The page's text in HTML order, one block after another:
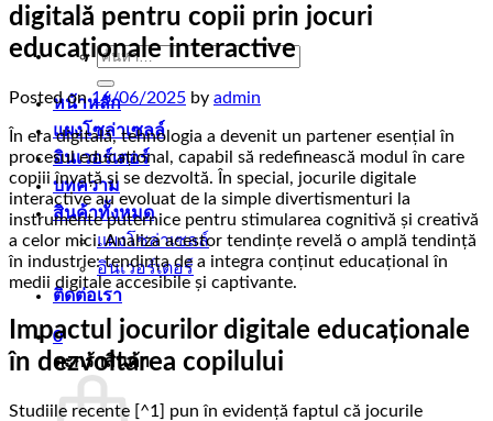
ค้นหา:
หน้าหลัก
แผงโซล่าเซลล์
อินเวอร์เตอร์
บทความ
สินค้าทั้งหมด
แผงโซล่าเซลล์
อินเวอร์เตอร์
ติดต่อเรา
0
ตะกร้าสินค้า
digitală pentru copii prin jocuri
educaționale interactive
Posted on16/06/2025 by admin
În era digitală, tehnologia a devenit un partener esențial în
procesul educațional, capabil să redefinească modul în care
copiii învață și se dezvoltă. În special, jocurile digitale
interactive au evoluat de la simple divertismenturi la
instrumente puternice pentru stimularea cognitivă și creativă
a celor mici. Analiza acestor tendințe revelă o amplă tendință
în industrie: tendința de a integra conținut educațional în
medii digitale accesibile și captivante.
Impactul jocurilor digitale educaționale
în dezvoltarea copilului
Studiile recente [^1] pun în evidență faptul că jocurile